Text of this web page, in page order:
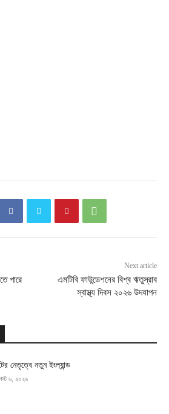
পারে
Next article
এমটিবি ফাউন্ডেশনের বিশ্ব ঋতুস্রাব
স্বাস্থ্য দিবস ২০২৬ উদযাপন
নেতৃত্বে নতুন ইংল্যান্ড
৬, ২০২৬